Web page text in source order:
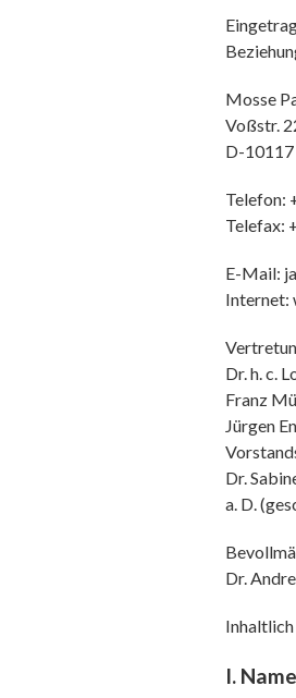
Mosse
Voßstr.
D-
Telefon:
Telefax:
E-Mail:
Internet:
Dr. h. c.
Franz
Jürgen
Dr.
a. D.
Dr.
I.